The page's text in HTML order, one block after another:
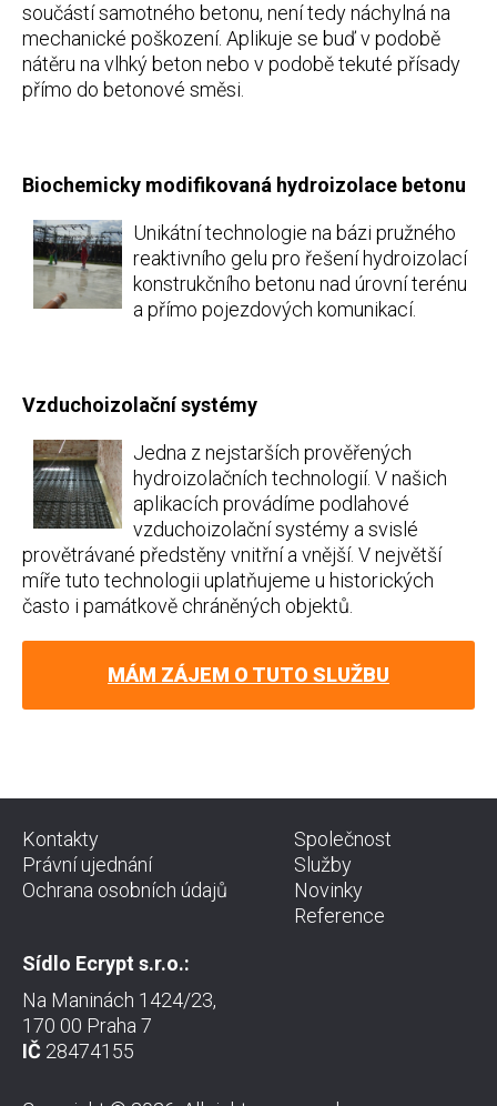
součástí samotného betonu, není tedy náchylná na
mechanické poškození. Aplikuje se buď v podobě
nátěru na vlhký beton nebo v podobě tekuté přísady
přímo do betonové směsi.
Biochemicky modifikovaná hydroizolace betonu
Unikátní technologie na bázi pružného
reaktivního gelu pro řešení hydroizolací
konstrukčního betonu nad úrovní terénu
a přímo pojezdových komunikací.​
Vzduchoizolační systémy
Jedna z nejstarších prověřených
hydroizolačních technologií. V našich
aplikacích provádíme podlahové
vzduchoizolační systémy a svislé
provětrávané předstěny vnitřní a vnější. V největší
míře tuto technologii uplatňujeme u historických
často i památkově chráněných objektů.
MÁM ZÁJEM O TUTO SLUŽBU
Kontakty
Právní ujednání
Ochrana osobních údajů
Společnost
Služby
Novinky
Reference
Sídlo Ecrypt s.r.o.:
Na Maninách 1424/23,
170 00 Praha 7
IČ 28474155